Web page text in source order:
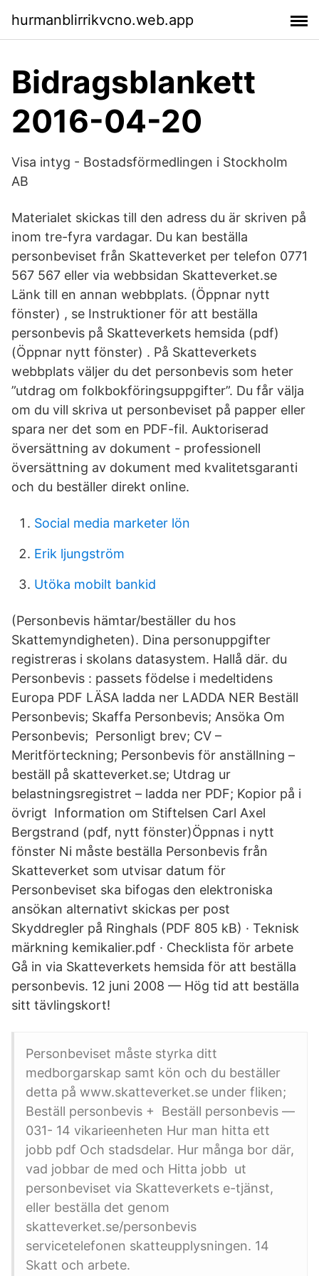
hurmanblirrikvcno.web.app
Bidragsblankett
2016-04-20
Visa intyg - Bostadsförmedlingen i Stockholm
AB
Materialet skickas till den adress du är skriven på
inom tre-fyra vardagar. Du kan beställa
personbeviset från Skatteverket per telefon 0771
567 567 eller via webbsidan Skatteverket.se
Länk till en annan webbplats. (Öppnar nytt
fönster) , se Instruktioner för att beställa
personbevis på Skatteverkets hemsida (pdf)
(Öppnar nytt fönster) . På Skatteverkets
webbplats väljer du det personbevis som heter
”utdrag om folkbokföringsuppgifter”. Du får välja
om du vill skriva ut personbeviset på papper eller
spara ner det som en PDF-fil. Auktoriserad
översättning av dokument - professionell
översättning av dokument med kvalitetsgaranti
och du beställer direkt online.
Social media marketer lön
Erik ljungström
Utöka mobilt bankid
(Personbevis hämtar/beställer du hos
Skattemyndigheten). Dina personuppgifter
registreras i skolans datasystem. Hallå där. du
Personbevis : passets födelse i medeltidens
Europa PDF LÄSA ladda ner LADDA NER Beställ
Personbevis; Skaffa Personbevis; Ansöka Om
Personbevis; Personligt brev; CV –
Meritförteckning; Personbevis för anställning –
beställ på skatteverket.se; Utdrag ur
belastningsregistret – ladda ner PDF; Kopior på i
övrigt​ Information om Stiftelsen Carl Axel
Bergstrand (pdf, nytt fönster)Öppnas i nytt
fönster Ni måste beställa Personbevis från
Skatteverket som utvisar datum för
Personbeviset ska bifogas den elektroniska
ansökan alternativt skickas per post
Skyddregler på Ringhals (PDF 805 kB) · Teknisk
märkning kemikalier.pdf · Checklista för arbete
Gå in via Skatteverkets hemsida för att beställa
personbevis. 12 juni 2008 — Hög tid att beställa
sitt tävlingskort!
Personbeviset måste styrka ditt
medborgarskap samt kön och du beställer
detta på www.skatteverket.se under fliken;
Beställ personbevis + Beställ personbevis —
031- 14 vikarieenheten Hur man hitta ett
jobb pdf Och stadsdelar. Hur många bor där,
vad jobbar de med och Hitta jobb ut
personbeviset via Skatteverkets e-tjänst,
eller beställa det genom
skatteverket.se/personbevis
servicetelefonen skatteupplysningen. 14
Skatt och arbete.